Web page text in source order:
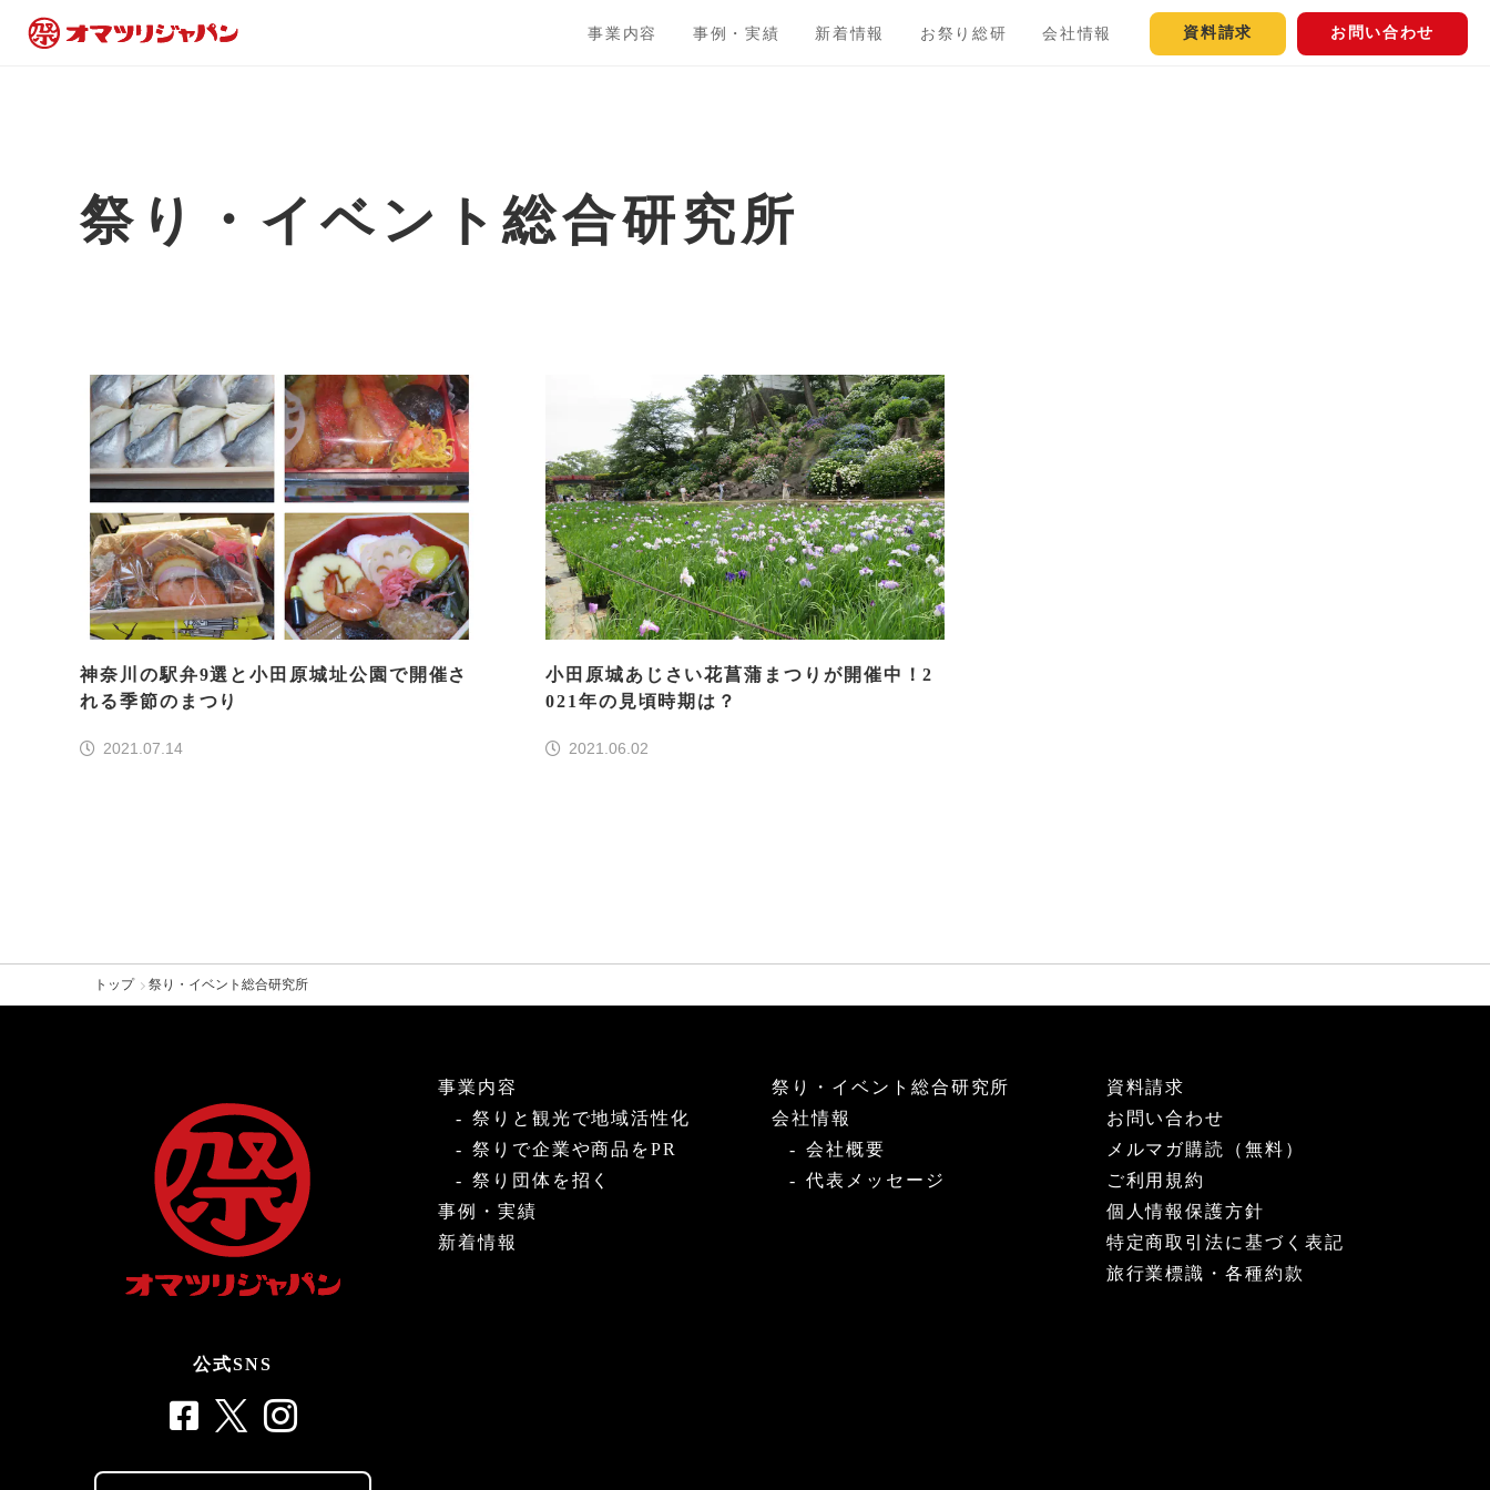
事業内容 事例・実績 新着情報 お祭り総研 会社情報 資料請求 お問い合わせ
祭り・イベント総合研究所
神奈川の駅弁9選と小田原城址公園で開催さ
れる季節のまつり
2021.07.14
小田原城あじさい花菖蒲まつりが開催中！2
021年の見頃時期は？
2021.06.02
トップ 祭り・イベント総合研究所
公式SNS
事業内容
祭りと観光で地域活性化
祭りで企業や商品をPR
祭り団体を招く
事例・実績
新着情報
祭り・イベント総合研究所
会社情報
会社概要
代表メッセージ
資料請求
お問い合わせ
メルマガ購読（無料）
ご利用規約
個人情報保護方針
特定商取引法に基づく表記
旅行業標識・各種約款